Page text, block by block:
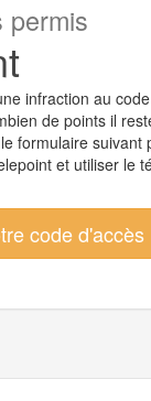
permis
infraction au
de points il
formulaire suivant
et utiliser le
code d'accès